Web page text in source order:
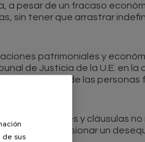
a pesar de un fracaso
sin tener que arrastrar
patrimoniales y
de Justicia de la U.E. en la
universal de las personas
de condiciones y cláusulas
bien por ocasionar un
de sus